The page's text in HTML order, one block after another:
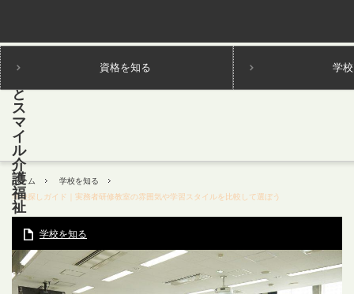
資格を知る 学
ホーム
学校を知る
学校探しガイド｜実務者研修教室の雰囲気や学習スタイルを比較して選ぼう
学校を知る